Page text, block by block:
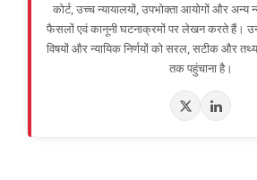
कोर्ट, उच्च न्यायालयों, उपभोक्ता आयोगों और अन्य
फैसलों एवं कानूनी घटनाक्रमों पर लेखन करते हैं।
विषयों और न्यायिक निर्णयों को सरल, सटीक और
तक पहुंचाना है।